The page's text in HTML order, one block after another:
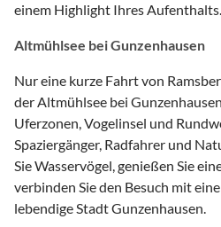
einem Highlight Ihres Aufenthalts.
Altmühlsee bei Gunzenhausen
Nur eine kurze Fahrt von
der Altmühlsee bei
Uferzonen, Vogelinsel und
Spaziergänger, Radfahrer und
Sie Wasservögel, genießen Sie
verbinden Sie den Besuch mit
lebendige Stadt Gunzenhausen.